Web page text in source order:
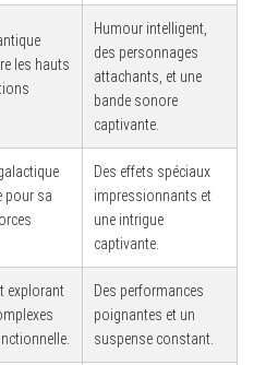
les hauts
Humour intelligent,
des personnages
attachants, et une
bande sonore
captivante.
pour sa
Des effets spéciaux
impressionnants et
une intrigue
captivante.
explorant
Des performances
poignantes et un
suspense constant.